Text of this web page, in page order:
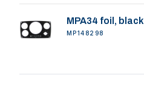
MPA34 foil, black
MP148298